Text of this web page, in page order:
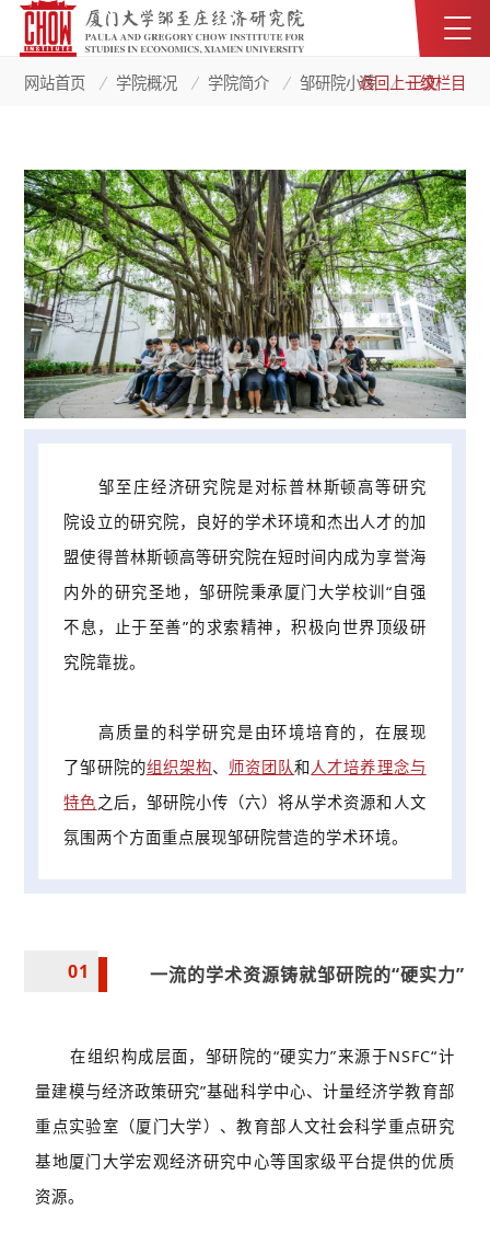
网站首页 学院概况 学院简介 邹研院小传 正文
返回上一级栏目
邹至庄经济研究院是对标普林斯顿高等研究
院设立的研究院，良好的学术环境和杰出人才的加
盟使得普林斯顿高等研究院在短时间内成为享誉海
内外的研究圣地，邹研院秉承厦门大学校训“自强
不息，止于至善”的求索精神，积极向世界顶级研
究院靠拢。
高质量的科学研究是由环境培育的，在展现
了邹研院的组织架构、 师资团队和人才培养理念与
特色之后，邹研院小传（六）将从学术资源和人文
氛围两个方面重点展现邹研院营造的学术环境。
01 一流的学术资源铸就邹研院的“硬实力”
在组织构成层面，邹研院的“硬实力”来源于NSFC“计
量建模与经济政策研究”基础科学中心、计量经济学教育部
重点实验室（厦门大学）、教育部人文社会科学重点研究
基地厦门大学宏观经济研究中心等国家级平台提供的优质
资源。